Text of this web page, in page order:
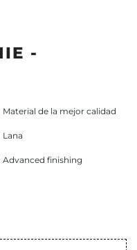
-
Material de la mejor calidad
Lana
Advanced finishing